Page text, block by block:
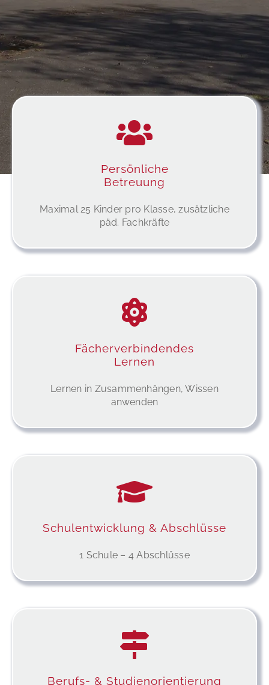
Persönliche
Betreuung
Maximal 25 Kinder pro Klasse, zusätzliche
päd. Fachkräfte
Fächerverbindendes
Lernen
Lernen in Zusammenhängen, Wissen
anwenden
Schulentwicklung & Abschlüsse
1 Schule – 4 Abschlüsse
Berufs- & Studienorientierung